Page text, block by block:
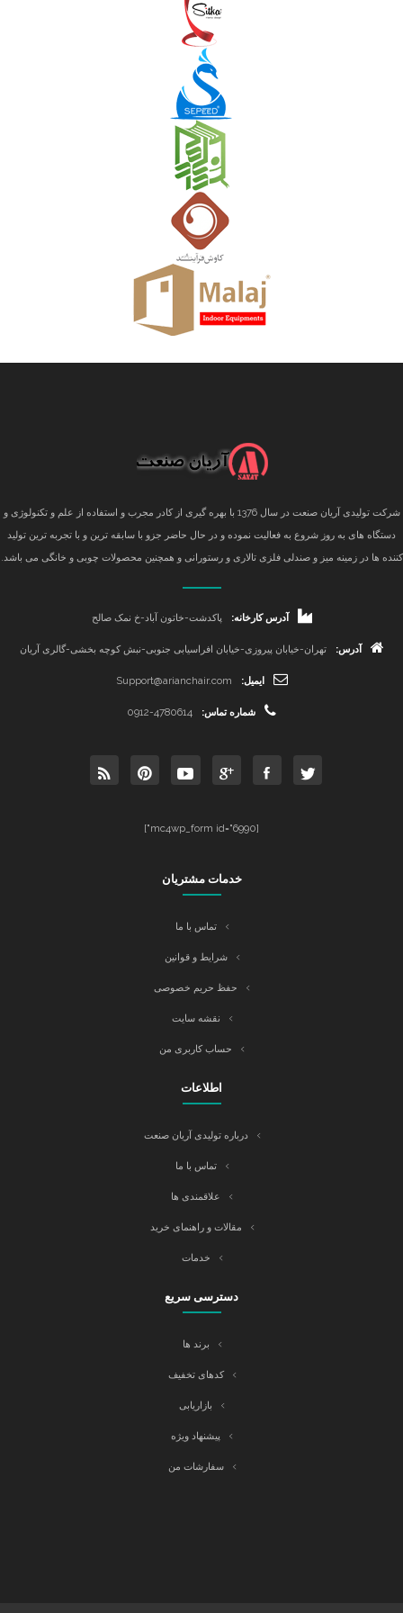
شرکت تولیدی آریان صنعت در سال 1376 با بهره گیری از کادر مجرب و استفاده از علم و تکنولوژی و
دستگاه های به روز شروع به فعالیت نموده و در حال حاضر جزو با سابقه ترین و با تجربه ترین تولید
کننده ها در زمینه میز و صندلی فلزی تالاری و رستورانی و همچنین محصولات چوبی و خانگی می باشد.
آدرس کارخانه: پاکدشت-خاتون آباد-خ نمک صالح
آدرس: تهران-خیابان پیروزی-خیابان افراسیابی جنوبی-نبش کوچه بخشی-گالری آریان
ایمیل: Support@arianchair.com
شماره تماس: 0912-4780614
[mc4wp_form id="6990"]
خدمات مشتریان
تماس با ما
شرایط و قوانین
حفظ حریم خصوصی
نقشه سایت
حساب کاربری من
اطلاعات
درباره تولیدی آریان صنعت
تماس با ما
علاقمندی ها
مقالات و راهنمای خرید
خدمات
دسترسی سریع
برند ها
کدهای تخفیف
بازاریابی
پیشنهاد ویژه
سفارشات من